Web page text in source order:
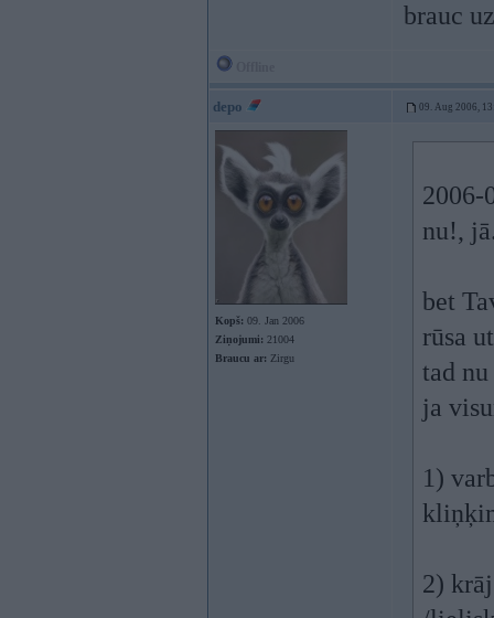
brauc
depo 09. Aug 2006,
Kopš: 09. Jan 2006
Ziņojumi: 21004
Braucu ar: Zirgu
2006-
nu!,
bet
rūsa
tad
ja
1)
2)